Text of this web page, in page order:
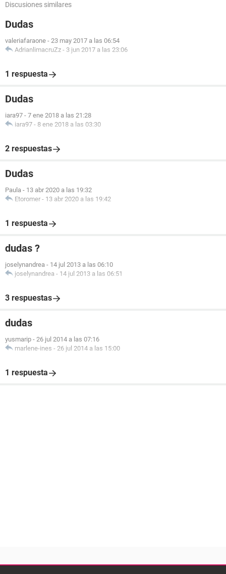
Discusiones similares
Dudas
valeriafaraone - 23 may 2017 a las 06:54
AdrianlimacruZz - 3 jun 2017 a las 23:06
1 respuesta
Dudas
iara97 - 7 ene 2018 a las 21:28
iara97 - 8 ene 2018 a las 03:30
2 respuestas
Dudas
Paula - 13 abr 2020 a las 19:32
Etoromer - 13 abr 2020 a las 19:42
1 respuesta
dudas ?
joselynandrea - 14 jul 2013 a las 06:10
joselynandrea - 14 jul 2013 a las 06:51
3 respuestas
dudas
yusmarip - 26 jul 2014 a las 07:16
marlene-ines - 26 jul 2014 a las 15:00
1 respuesta